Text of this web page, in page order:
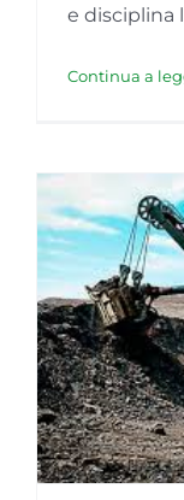
e disciplina
Continua a